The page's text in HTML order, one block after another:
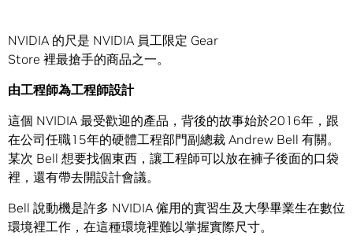
NVIDIA 的尺是 NVIDIA 員工限定 Gear
Store 裡最搶手​​的商品之一。
由工程師為工程師設計
這個 NVIDIA 最受歡迎的產品，背後的故事始於2016年，跟
在公司任職15年的硬體工程部門副總裁 Andrew Bell 有關。
某次 Bell 想要找個東西，讓工程師可以放在褲子後面的口袋
裡，還有帶去開設計會議。
Bell 說動機是許多 NVIDIA 僱用的實習生及大學畢業生在數位
環境裡工作，在這種環境裡難以掌握實際尺寸。